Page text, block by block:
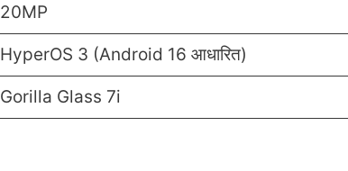
20MP
HyperOS 3 (Android 16 आधारित)
Gorilla Glass 7i